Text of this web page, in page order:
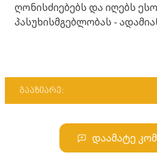
ღონისძიებებს და იღებს
პასუხისმგებლობას -
გააზიარე:
დაამატე